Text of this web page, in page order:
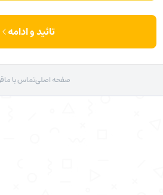
تائید و ادامه
صفحه اصلیتماس با ما